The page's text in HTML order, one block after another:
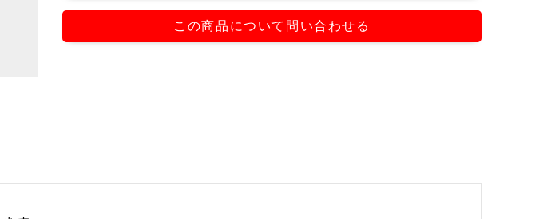
この商品について問い合わせる